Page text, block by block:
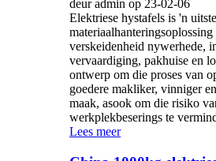
deur admin op 23-02-06
Elektriese hystafels is 'n
verskeidenheid nywerhede,
vervaardiging, pakhuise en
ontwerp om die proses van
goedere makliker, vinniger
maak, asook om die risiko
werkplekbeserings te
Lees meer